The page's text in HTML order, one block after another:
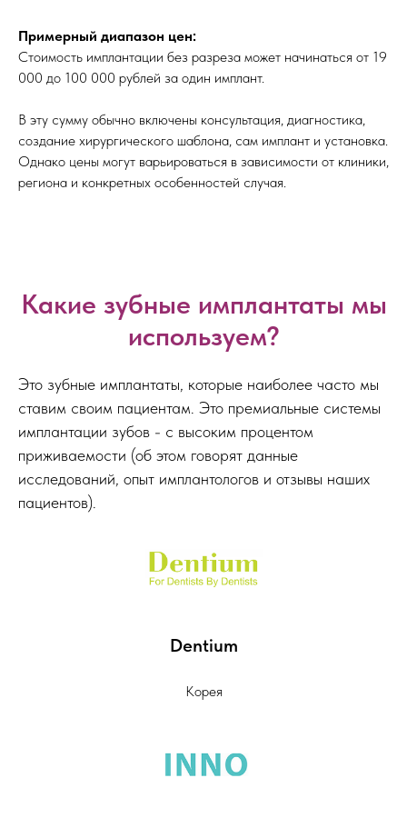
Примерный диапазон цен:
Стоимость имплантации без разреза может начинаться от 19
000 до 100 000 рублей за один имплант.
В эту сумму обычно включены консультация, диагностика,
создание хирургического шаблона, сам имплант и установка.
Однако цены могут варьироваться в зависимости от клиники,
региона и конкретных особенностей случая.
Какие зубные имплантаты мы
используем?
Это зубные имплантаты, которые наиболее часто мы
ставим своим пациентам. Это премиальные системы
имплантации зубов - с высоким процентом
приживаемости (об этом говорят данные
исследований, опыт имплантологов и отзывы наших
пациентов).
Dentium
Корея